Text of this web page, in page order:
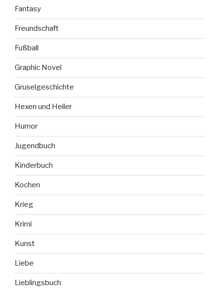
Fantasy
Freundschaft
Fußball
Graphic Novel
Gruselgeschichte
Hexen und Heiler
Humor
Jugendbuch
Kinderbuch
Kochen
Krieg
Krimi
Kunst
Liebe
Lieblingsbuch